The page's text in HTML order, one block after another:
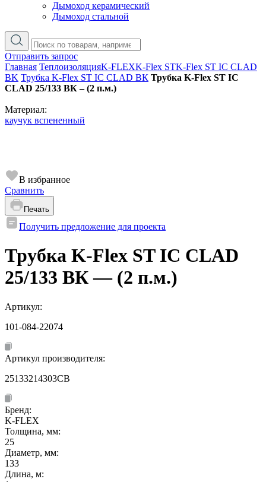
Дымоход керамический
Дымоход стальной
Отправить запрос
Главная ТеплоизоляцияK-FLEXK-Flex STK-Flex ST IC CLAD
BK Трубка K-Flex ST IC CLAD ВК Трубка K-Flex ST IC
CLAD 25/133 ВК – (2 п.м.)
Материал:
каучук вспененный
В избранное
Сравнить
Печать
Получить предложение для проекта
Трубка K-Flex ST IC CLAD
25/133 ВК — (2 п.м.)
Артикул:
101-084-22074
Артикул производителя:
25133214303CB
Бренд:
K-FLEX
Толщина, мм:
25
Диаметр, мм:
133
Длина, м: